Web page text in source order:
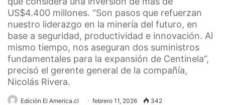
US$4.400 millones. “Son pasos que refuerzan
nuestro liderazgo en la minería del futuro, en
base a seguridad, productividad e innovación. Al
mismo tiempo, nos aseguran dos suministros
fundamentales para la expansión de Centinela”,
precisó el gerente general de la compañía,
Nicolás Rivera.
Edición El America.cl febrero 11, 2026 342